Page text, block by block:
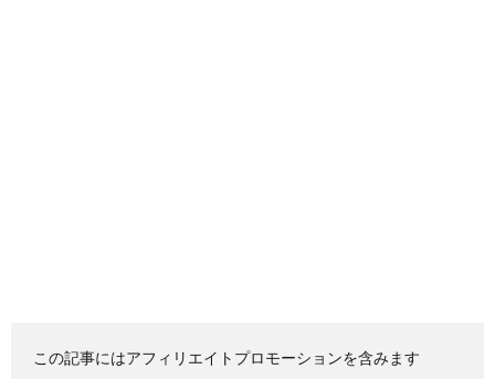
この記事にはアフィリエイトプロモーションを含みます